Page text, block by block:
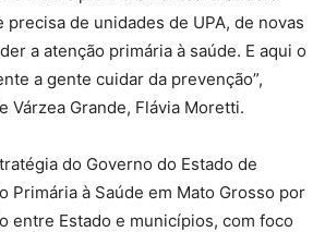
precisa de unidades de UPA, de novas
a atenção primária à saúde. E aqui o
a gente cuidar da prevenção”,
Várzea Grande, Flávia Moretti.
do Governo do Estado de
Primária à Saúde em Mato Grosso por
entre Estado e municípios, com foco